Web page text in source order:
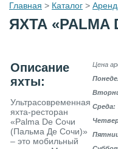
Главная > Каталог >
ЯХТА
Описание
яхты:
Ультрасовременная
яхта-ресторан
«Palma De Сочи
(Пальма Де Сочи)»
– это мобильный
Цена
Среда: